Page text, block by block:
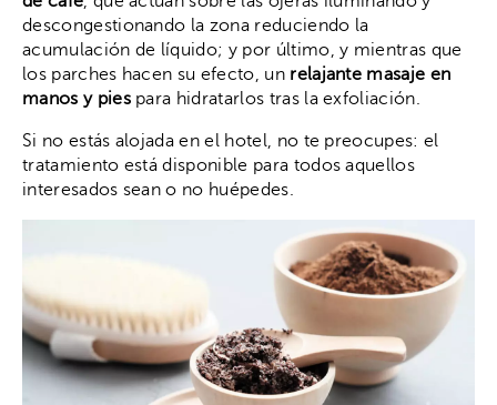
descongestionando la zona reduciendo la
acumulación de líquido; y por último, y mientras que
los parches hacen su efecto, un relajante masaje en
manos y pies para hidratarlos tras la exfoliación.
Si no estás alojada en el hotel, no te preocupes: el
tratamiento está disponible para todos aquellos
interesados sean o no huépedes.